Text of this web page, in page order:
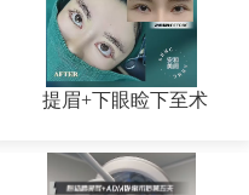
提眉+下眼睑下至术